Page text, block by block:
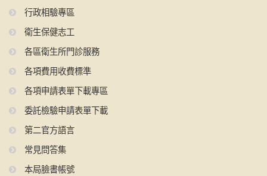
行政相驗專區
衛生保健志工
各區衛生所門診服務
各項費用收費標準
各項申請表單下載專區
委託檢驗申請表單下載
第二官方語言
常見問答集
本局臉書帳號